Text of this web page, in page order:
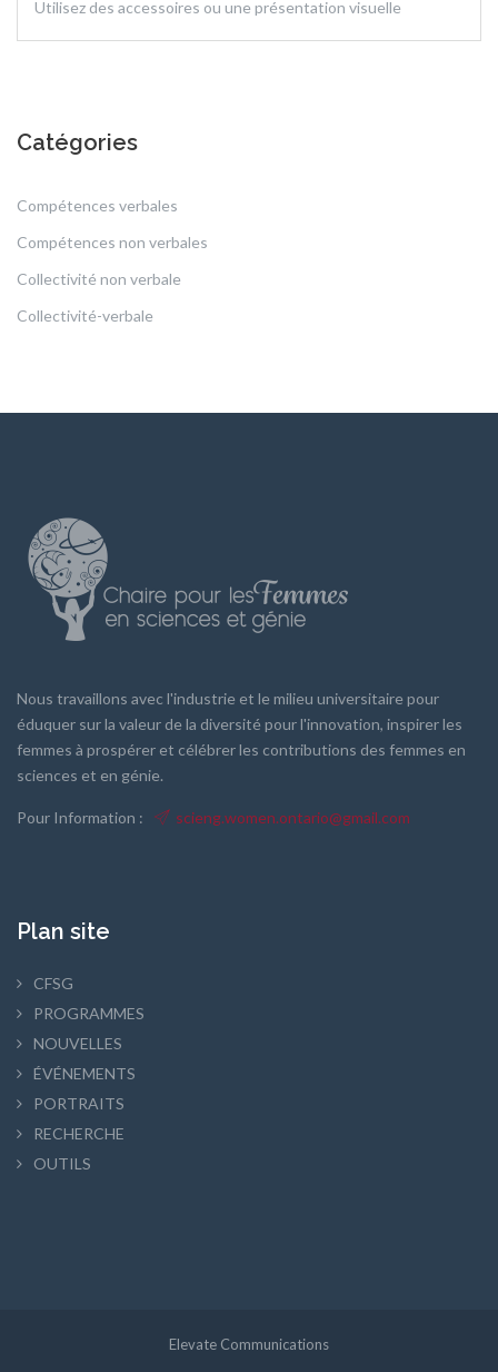
Utilisez des accessoires ou une présentation visuelle
Catégories
Compétences verbales
Compétences non verbales
Collectivité non verbale
Collectivité-verbale
Nous travaillons avec l'industrie et le milieu universitaire pour
éduquer sur la valeur de la diversité pour l'innovation, inspirer les
femmes à prospérer et célébrer les contributions des femmes en
sciences et en génie.
Pour Information : scieng.women.ontario@gmail.com
Plan site
CFSG
PROGRAMMES
NOUVELLES
ÉVÉNEMENTS
PORTRAITS
RECHERCHE
OUTILS
Elevate Communications